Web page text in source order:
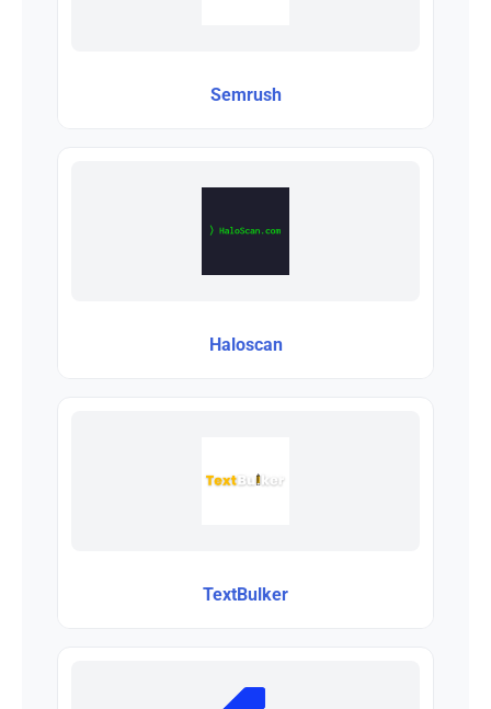
Semrush
Haloscan
TextBulker